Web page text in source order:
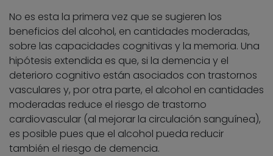
No es esta la primera vez que se sugieren los
beneficios del alcohol, en cantidades moderadas,
sobre las capacidades cognitivas y la memoria. Una
hipótesis extendida es que, si la demencia y el
deterioro cognitivo están asociados con trastornos
vasculares y, por otra parte, el alcohol en cantidades
moderadas reduce el riesgo de trastorno
cardiovascular (al mejorar la circulación sanguínea),
es posible pues que el alcohol pueda reducir
también el riesgo de demencia.